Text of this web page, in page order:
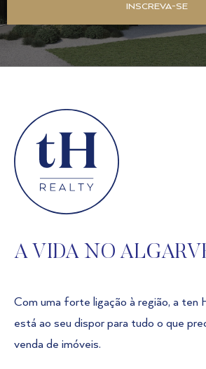
INSCREVA-SE
A VIDA NO
Com uma forte ligação à região, a ten
está ao seu dispor para tudo o que
venda de imóveis.